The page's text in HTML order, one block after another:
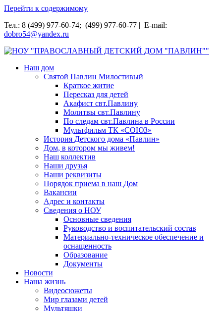
Перейти к содержимому
Тел.: 8 (499) 977-60-74; (499) 977-60-77 | E-mail:
dobro54@yandex.ru
НОУ "ПРАВОСЛАВНЫЙ ДЕТСКИЙ ДОМ "ПАВЛИН""
Наш дом
Святой Павлин Милостивый
Краткое житие
Пересказ для детей
Акафист свт.Павлину
Молитвы свт.Павлину
По следам свт.Павлина в России
Мультфильм ТК «СОЮЗ»
История Детского дома «Павлин»
Дом, в котором мы живем!
Наш коллектив
Наши друзья
Наши реквизиты
Порядок приема в наш Дом
Вакансии
Адрес и контакты
Сведения о НОУ
Основные сведения
Руководство и воспитательский состав
Материально-техническое обеспечение и
оснащенность
Образование
Документы
Новости
Наша жизнь
Видеосюжеты
Мир глазами детей
Мультяшки